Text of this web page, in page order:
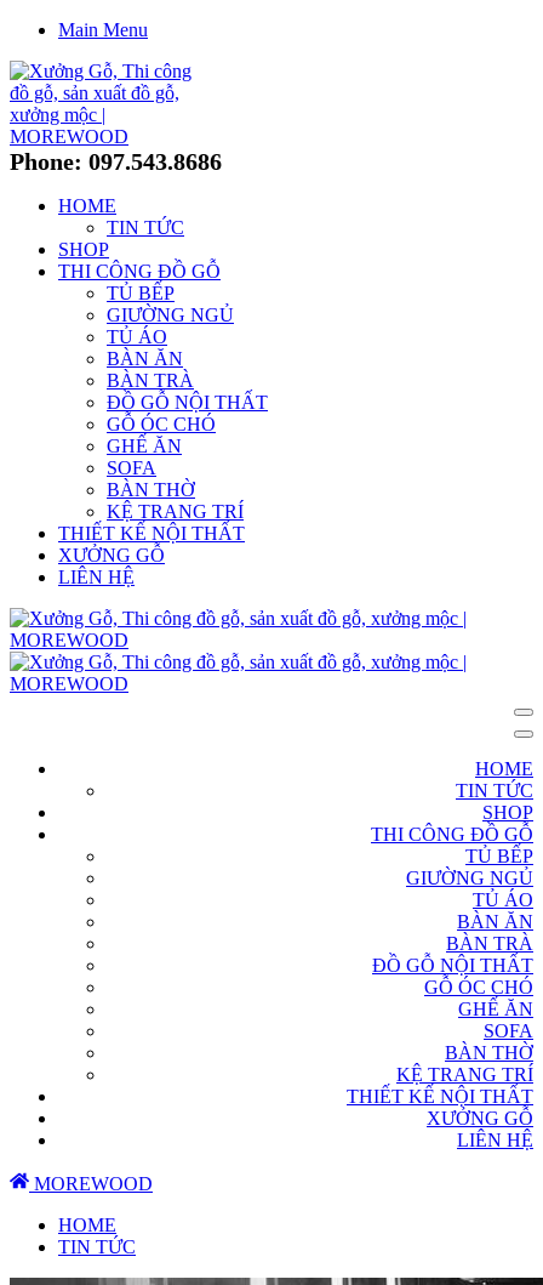
Main Menu
Phone: 097.543.8686
HOME
TIN TỨC
SHOP
THI CÔNG ĐỒ GỖ
TỦ BẾP
GIƯỜNG NGỦ
TỦ ÁO
BÀN ĂN
BÀN TRÀ
ĐỒ GỖ NỘI THẤT
GỖ ÓC CHÓ
GHẾ ĂN
SOFA
BÀN THỜ
KỆ TRANG TRÍ
THIẾT KẾ NỘI THẤT
XƯỞNG GỖ
LIÊN HỆ
HOME
TIN TỨC
SHOP
THI CÔNG ĐỒ GỖ
TỦ BẾP
GIƯỜNG NGỦ
TỦ ÁO
BÀN ĂN
BÀN TRÀ
ĐỒ GỖ NỘI THẤT
GỖ ÓC CHÓ
GHẾ ĂN
SOFA
BÀN THỜ
KỆ TRANG TRÍ
THIẾT KẾ NỘI THẤT
XƯỞNG GỖ
LIÊN HỆ
MOREWOOD
HOME
TIN TỨC